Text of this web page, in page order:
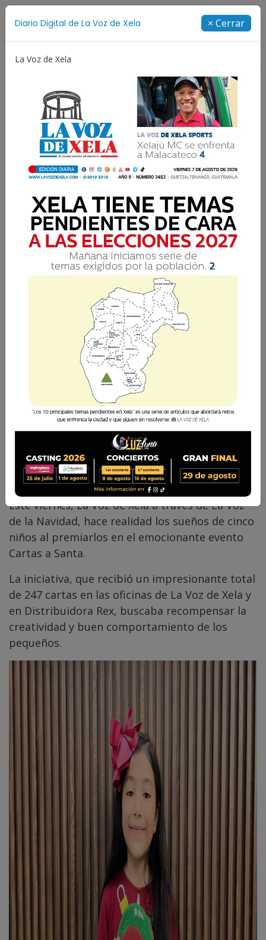
Diario Digital de La Voz de Xela × Cerrar
La Voz de Xela
¡FELICIDADES! | Tras
escribir su carta a Santa,
ellos son los cinco niños
ganadores
La Voz de Xela · Redacción 22 Diciembre 2023 20:45
Este viernes, La Voz de Xela a través de La Voz
de la Navidad, hace realidad los sueños de cinco
niños al premiarlos en el emocionante evento
Cartas a Santa.
La iniciativa, que recibió un impresionante total
de 247 cartas en las oficinas de La Voz de Xela y
en Distribuidora Rex, buscaba recompensar la
creatividad y buen comportamiento de los
pequeños.